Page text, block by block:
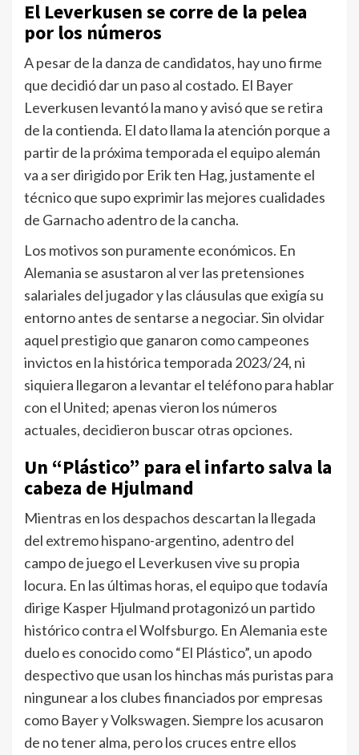
El Leverkusen se corre de la pelea
por los números
A pesar de la danza de candidatos, hay uno firme
que decidió dar un paso al costado. El Bayer
Leverkusen levantó la mano y avisó que se retira
de la contienda. El dato llama la atención porque a
partir de la próxima temporada el equipo alemán
va a ser dirigido por Erik ten Hag, justamente el
técnico que supo exprimir las mejores cualidades
de Garnacho adentro de la cancha.
Los motivos son puramente económicos. En
Alemania se asustaron al ver las pretensiones
salariales del jugador y las cláusulas que exigía su
entorno antes de sentarse a negociar. Sin olvidar
aquel prestigio que ganaron como campeones
invictos en la histórica temporada 2023/24, ni
siquiera llegaron a levantar el teléfono para hablar
con el United; apenas vieron los números
actuales, decidieron buscar otras opciones.
Un “Plástico” para el infarto salva la
cabeza de Hjulmand
Mientras en los despachos descartan la llegada
del extremo hispano-argentino, adentro del
campo de juego el Leverkusen vive su propia
locura. En las últimas horas, el equipo que todavía
dirige Kasper Hjulmand protagonizó un partido
histórico contra el Wolfsburgo. En Alemania este
duelo es conocido como “El Plástico”, un apodo
despectivo que usan los hinchas más puristas para
ningunear a los clubes financiados por empresas
como Bayer y Volkswagen. Siempre los acusaron
de no tener alma, pero los cruces entre ellos